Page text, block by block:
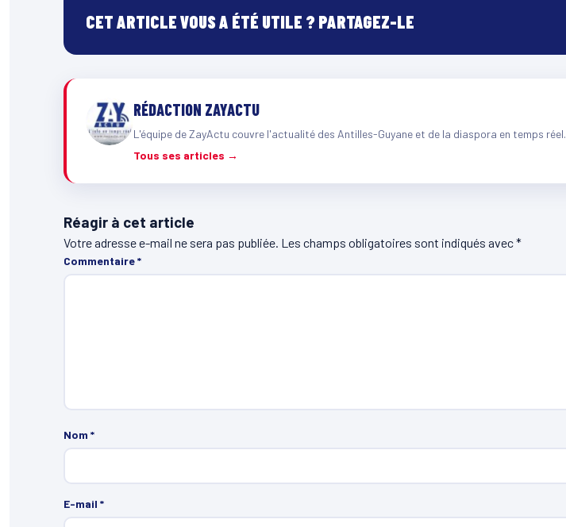
CET ARTICLE VOUS A ÉTÉ UTILE ? PARTAGEZ-LE
RÉDACTION ZAYACTU
L'équipe de ZayActu couvre l'actualité des Antilles-Guyane et de la diaspora en temps réel.
Tous ses articles →
Réagir à cet article
Votre adresse e-mail ne sera pas publiée. Les champs obligatoires sont indiqués avec*
Commentaire*
Nom *
E-mail *